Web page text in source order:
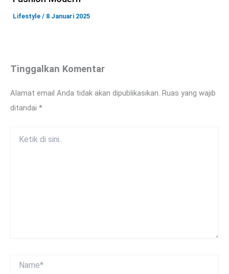
Lifestyle / 8 Januari 2025
Tinggalkan Komentar
Alamat email Anda tidak akan dipublikasikan. Ruas yang wajib
ditandai *